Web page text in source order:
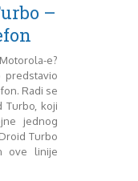
Testovi modela
Upoređivanje modela
Windows Phone
Zanimljivosti
Mart 2013
April 2013
Maj 2013
Juni 2013
Juli 2013
August 2013
Septembar 2013
Oktobar 2013
Novembar 2013
–
e?
predstavio
Radi se
Turbo, koji
jednog
Turbo
ove linije